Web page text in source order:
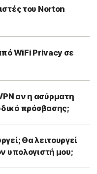
του Norton
WiFi Privacy σε
αν η ασύρματη
πρόσβασης;
Θα λειτουργεί
υπολογιστή μου;